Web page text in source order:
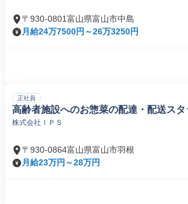
〒930-0801富山県富山市中島
月給24万7500円～26万3250円
正社員
高齢者施設へのお惣菜の配達・配送スタ
株式会社ＩＰＳ
〒930-0864富山県富山市羽根
月給23万円～28万円